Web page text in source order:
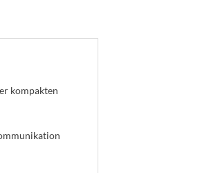
kompakten